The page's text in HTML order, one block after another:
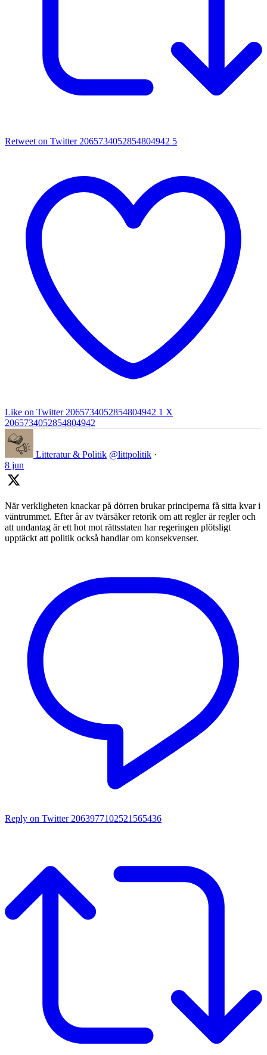
Retweet on Twitter 2065734052854804942 5
Like on Twitter 2065734052854804942 1 X
2065734052854804942
Litteratur & Politik @littpolitik ·
8 jun
När verkligheten knackar på dörren brukar principerna få sitta kvar i
väntrummet. Efter år av tvärsäker retorik om att regler är regler och
att undantag är ett hot mot rättsstaten har regeringen plötsligt
upptäckt att politik också handlar om konsekvenser.
Reply on Twitter 2063977102521565436